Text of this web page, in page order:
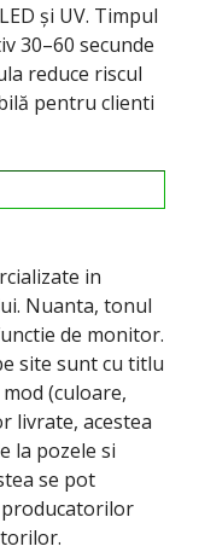
și UV. Timpul
30–60 secunde
reduce riscul
pentru clienti
in
Nuanta, tonul
de monitor.
site sunt cu titlu
(culoare,
livrate, acestea
la pozele si
se pot
producatorilor